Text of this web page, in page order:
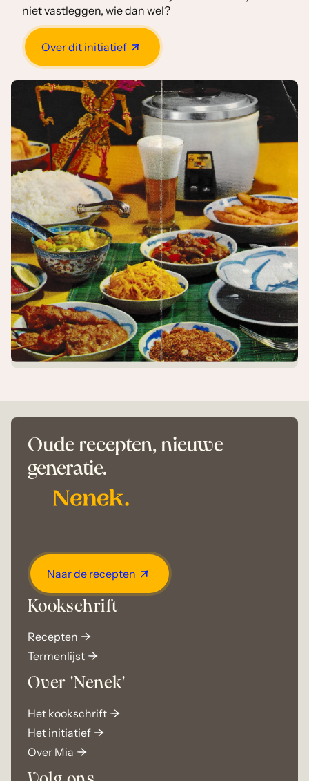
niet vastleggen, wie dan wel?
Over dit initiatief
Oude recepten, nieuwe
generatie.
Naar de recepten
Kookschrift
Recepten
Termenlijst
Over 'Nenek'
Het kookschrift
Het initiatief
Over Mia